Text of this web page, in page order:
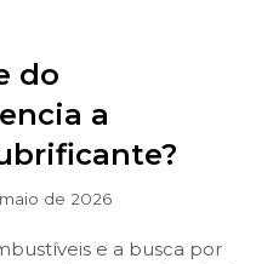
do
a
maio de 2026
e a busca por